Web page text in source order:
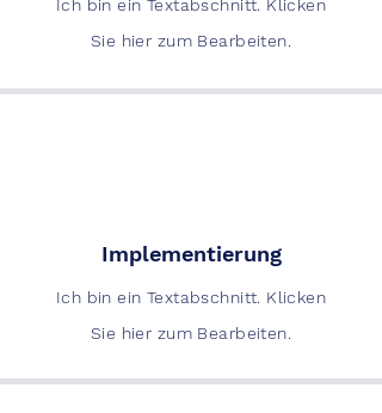
Ich bin ein Textabschnitt. Klicken
Sie hier zum Bearbeiten.
Implementierung
Ich bin ein Textabschnitt. Klicken
Sie hier zum Bearbeiten.